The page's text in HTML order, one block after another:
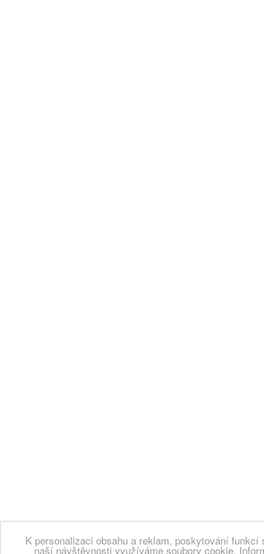
K personalizaci obsahu a reklam, poskytování
naší návštěvnosti využíváme soubory cookie.